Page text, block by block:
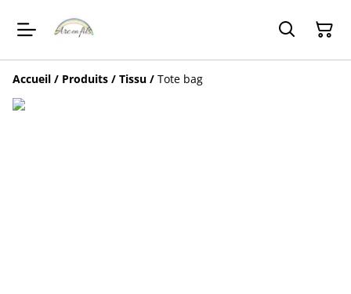
Accueil / Produits / Tissu / Tote bag